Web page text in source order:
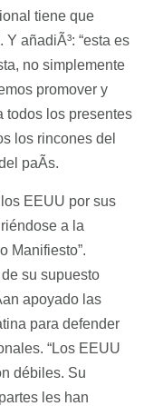
tiene que
añadiÃ³: “esta es
no simplemente
promover y
todos los presentes
los rincones del
paÃ­s.
EEUU por sus
a la
Manifiesto”.
su supuesto
apoyado las
para defender
“Los EEUU
débiles. Su
les han